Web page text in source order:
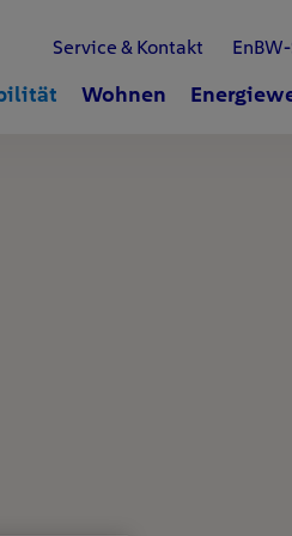
Service & Kontakt
Wohnen